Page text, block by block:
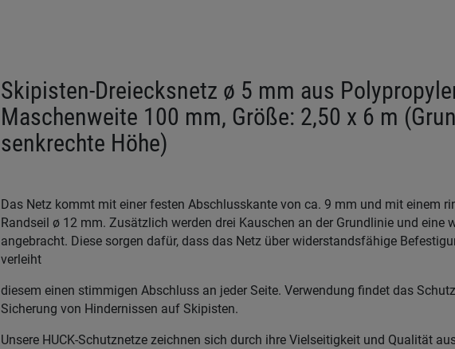
Skipisten-Dreiecksnetz ø 5 mm aus
Maschenweite 100 mm, Größe: 2,50 x 6 m
senkrechte Höhe)
Das Netz kommt mit einer festen Abschlusskante von ca. 9 mm und mit einem
Randseil ø 12 mm. Zusätzlich werden drei Kauschen an der Grundlinie und eine
angebracht. Diese sorgen dafür, dass das Netz über widerstandsfähige
verleiht
diesem einen stimmigen Abschluss an jeder Seite. Verwendung findet das
Sicherung von Hindernissen auf Skipisten.
Unsere HUCK-Schutznetze zeichnen sich durch ihre Vielseitigkeit und Qualität